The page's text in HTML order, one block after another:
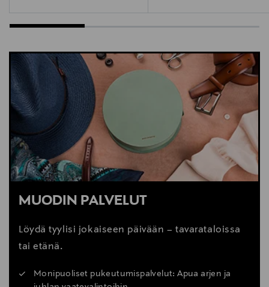
Lisätietoja:
Väri: Plus Peach Pink
Ikä: 15kk - n. 7 -v.
Pituusraja: 76 - 125 cm
Painoraja: max. 21 kg
Mitat: 71 x 44 x 75 cm (pituus x leveys x korkeus)
Paino: 12 kg
Osa Cybex Platinum -mallistoa
Standardi: UN R129/03
MUODIN PALVELUT
Löydä tyylisi jokaiseen päivään – tavarataloissa
tai etänä.
Monipuoliset pukeutumispalvelut: Apua arjen ja